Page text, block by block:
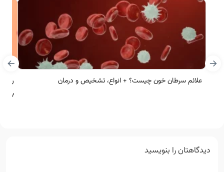
علائم سرطان خون چیست؟ + انواع، تشخیص و درمان
دیدگاهتان را بنویسید